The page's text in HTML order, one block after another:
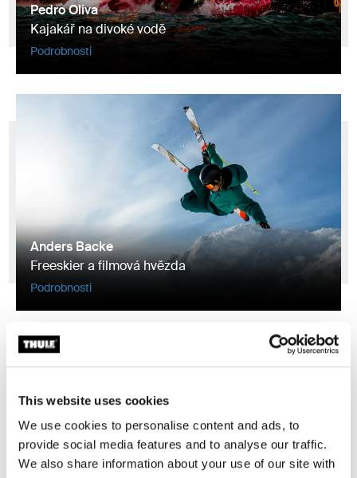
This website uses cookies
We use cookies to personalise content and ads, to
provide social media features and to analyse our traffic.
We also share information about your use of our site with
Pedro Oliva
Kajakář na divoké vodě
Podrobnosti
Anders Backe
Freeskier a filmová hvězda
Podrobnosti